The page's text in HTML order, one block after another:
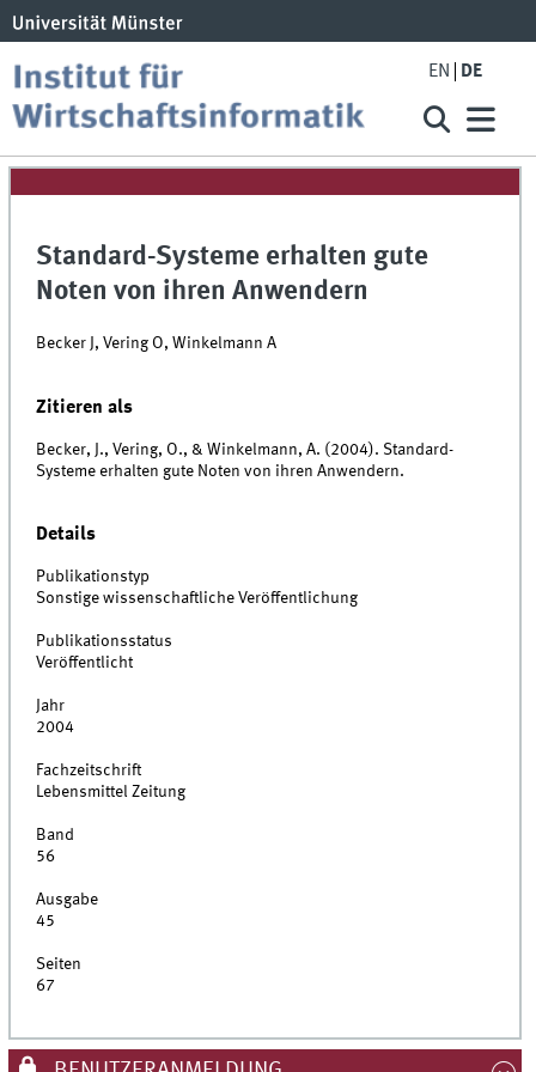
EN DE
Standard-Systeme erhalten gute
Noten von ihren Anwendern
Becker J, Vering O, Winkelmann A
Zitieren als
Becker, J., Vering, O., & Winkelmann, A. (2004). Standard-
Systeme erhalten gute Noten von ihren Anwendern.
Details
Publikationstyp
Sonstige wissenschaftliche Veröffentlichung
Publikationsstatus
Veröffentlicht
Jahr
2004
Fachzeitschrift
Lebensmittel Zeitung
Band
56
Ausgabe
45
Seiten
67